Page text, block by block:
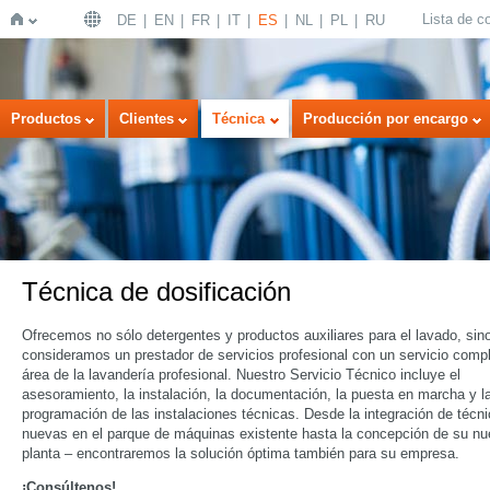
Inicio
DE EN FR IT ES NL PL RU Lista de
Productos Clientes Técnica Producción por encargo
Técnica de dosificación
Ofrecemos no sólo detergentes y productos auxiliares para el lavado,
consideramos un prestador de servicios profesional con un servicio
área de la lavandería profesional. Nuestro Servicio Técnico incluye el
asesoramiento, la instalación, la documentación, la puesta en marcha y
programación de las instalaciones técnicas. Desde la integración de
nuevas en el parque de máquinas existente hasta la concepción de su
planta – encontraremos la solución óptima también para su empresa.